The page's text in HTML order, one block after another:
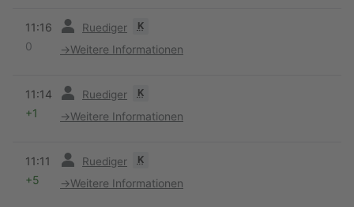
11:16 Ruediger K
0 →Weitere Informationen
11:14 Ruediger K
+1 →Weitere Informationen
11:11 Ruediger K
+5 →Weitere Informationen